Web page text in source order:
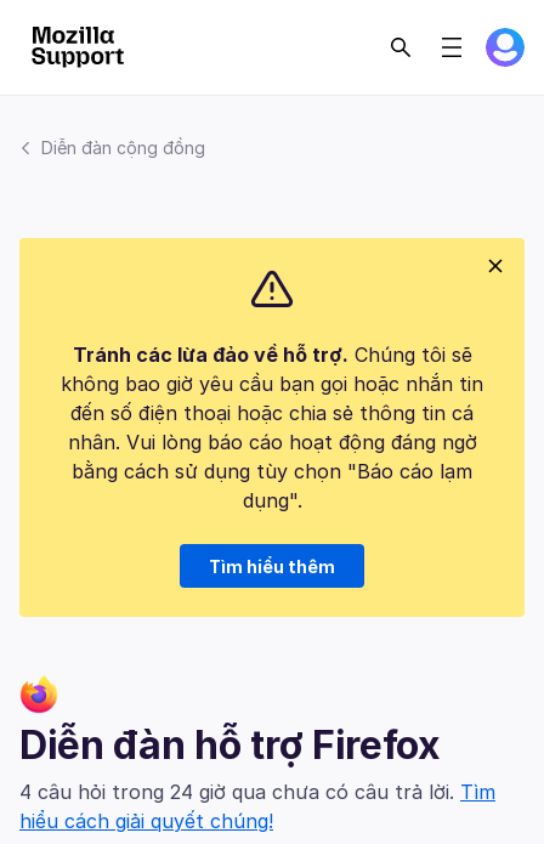
Diễn đàn cộng đồng
Tránh các lừa đảo về hỗ trợ. Chúng tôi sẽ
không bao giờ yêu cầu bạn gọi hoặc nhắn tin
đến số điện thoại hoặc chia sẻ thông tin cá
nhân. Vui lòng báo cáo hoạt động đáng ngờ
bằng cách sử dụng tùy chọn "Báo cáo lạm
dụng".
Tìm hiểu thêm
Diễn đàn hỗ trợ Firefox
4 câu hỏi trong 24 giờ qua chưa có câu trả lời. Tìm
hiểu cách giải quyết chúng!